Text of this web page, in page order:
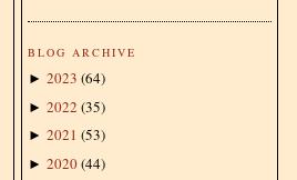
BLOG ARCHIVE
► 2023 (64)
► 2022 (35)
► 2021 (53)
► 2020(44)